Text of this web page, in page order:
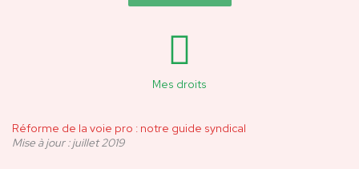
Mes droits
Réforme de la voie pro : notre guide syndical
Mise à jour : juillet 2019